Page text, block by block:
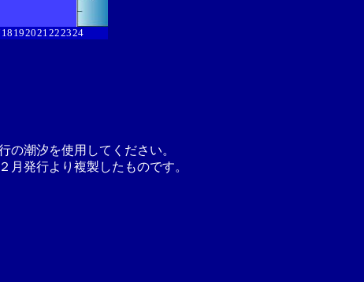
18 192021222324
の潮汐を使用してください。
発行より複製したものです。